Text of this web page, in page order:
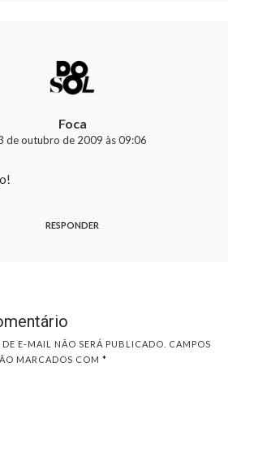
Foca
de outubro de 2009 às 09:06
RESPONDER
DE E-MAIL NÃO SERÁ PUBLICADO.
CAMPOS
MARCADOS COM *